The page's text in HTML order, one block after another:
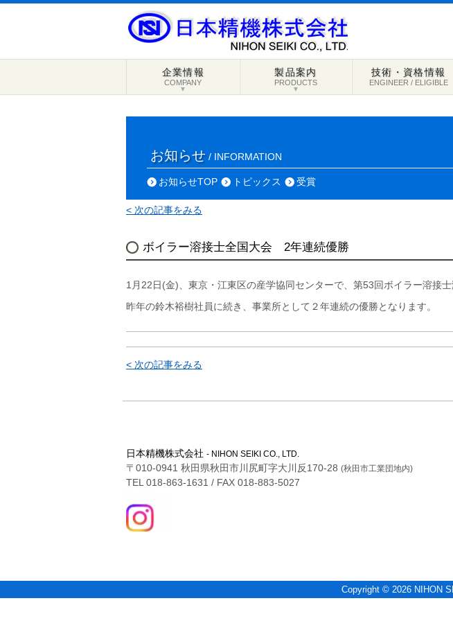
▼
企業情報
COMPANY
▼
製品案内
PRODUCTS
技術・資格情報
ENGINEER / ELIGIBLE
お知らせ/ INFORMATION
お知らせTOP トピックス 受賞
< 次の記事をみる
ボイラー溶接士全国大会 2年連続優勝
1月22日(金)、東京・江東区の産学協同センターで、第53回ボイラー溶接
昨年の鈴木裕樹社員に続き、事業所として２年連続の優勝となります。
< 次の記事をみる
日本精機株式会社 - NIHON SEIKI CO., LTD.
〒010-0941 秋田県秋田市川尻町字大川反170-28 (秋田市工業団地内)
TEL 018-863-1631 / FAX 018-883-5027
Copyright © 2026 NIHON